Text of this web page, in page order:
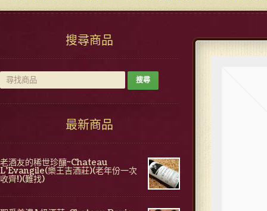
搜尋商品
最新商品
老酒友的稀世珍釀~Chateau
L'Evangile(樂王吉酒莊)(老年份一次
收齊!)(難找)